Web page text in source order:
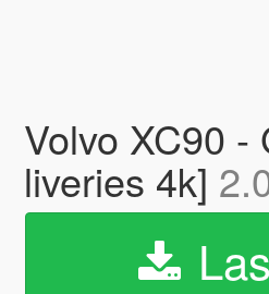
Volvo XC90
liveries 4k]